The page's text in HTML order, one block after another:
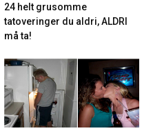
24 helt grusomme
tatoveringer du aldri, ALDRI
må ta!